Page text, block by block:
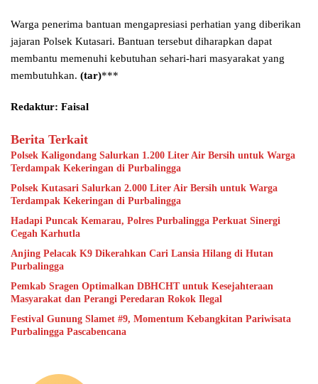
Warga penerima bantuan mengapresiasi perhatian yang diberikan
jajaran Polsek Kutasari. Bantuan tersebut diharapkan dapat
membantu memenuhi kebutuhan sehari-hari masyarakat yang
membutuhkan. (tar)***
Redaktur: Faisal
Berita Terkait
Polsek Kaligondang Salurkan 1.200 Liter Air Bersih untuk Warga
Terdampak Kekeringan di Purbalingga
Polsek Kutasari Salurkan 2.000 Liter Air Bersih untuk Warga
Terdampak Kekeringan di Purbalingga
Hadapi Puncak Kemarau, Polres Purbalingga Perkuat Sinergi
Cegah Karhutla
Anjing Pelacak K9 Dikerahkan Cari Lansia Hilang di Hutan
Purbalingga
Pemkab Sragen Optimalkan DBHCHT untuk Kesejahteraan
Masyarakat dan Perangi Peredaran Rokok Ilegal
Festival Gunung Slamet #9, Momentum Kebangkitan Pariwisata
Purbalingga Pascabencana